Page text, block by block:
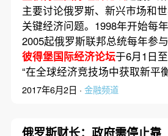
主要讨论俄罗斯、新兴市场和
关键经济问题。1998年开始每
2005起俄罗斯联邦总统每年参
彼得堡国际经济论坛于6月1日
“在全球经济竞技场中获取新
2017年6月2日 · 金融频道
俄罗斯财长：政府需停止靠